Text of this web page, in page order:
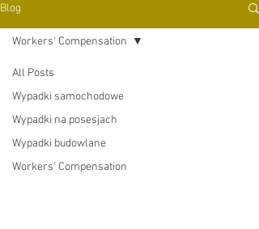
Blog
All Posts
Wypadki samochodowe
Wypadki na posesjach
Wypadki budowlane
Workers' Compensation
Workers' Compensation